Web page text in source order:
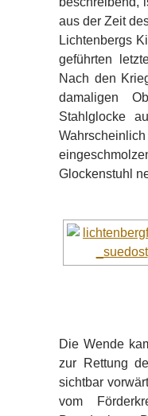
aus der Zeit
Lichtenbergs
geführten
Nach den
damaligen
Stahlglocke
Glockenstuhl
Die Wende
zur Rettung
sichtbar
vom